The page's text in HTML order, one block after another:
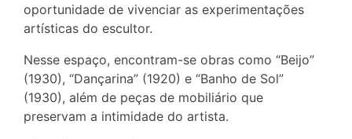
oportunidade de vivenciar as experimentações
artísticas do escultor.
Nesse espaço, encontram-se obras como “Beijo”
(1930), “Dançarina” (1920) e “Banho de Sol”
(1930), além de peças de mobiliário que
preservam a intimidade do artista.